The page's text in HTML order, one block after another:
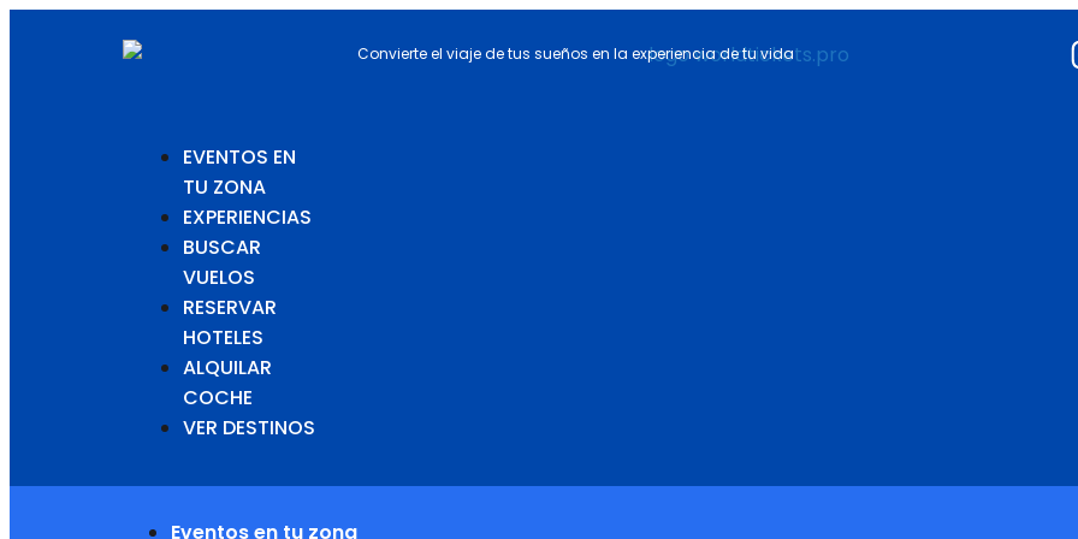
Convierte el viaje de tus sueños en la experiencia de tu vida
EVENTOS EN
TU ZONA
EXPERIENCIAS
BUSCAR
VUELOS
RESERVAR
HOTELES
ALQUILAR
COCHE
VER DESTINOS
Eventos en tu zona